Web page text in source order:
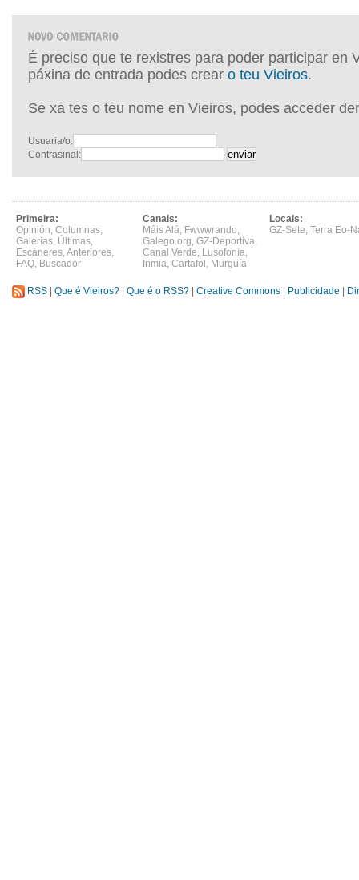
É preciso que te rexistres para poder participar en
páxina de entrada podes crear o teu Vieiros.
Se xa tes o teu nome en Vieiros, podes acceder
Usuaria/o:
Contrasinal:
Primeira:
Opinión, Columnas,
Galerías, Últimas,
Escáneres,Anteriores,
FAQ, Buscador
Canais:
Máis Alá, Fwwwrando,
Galego.org, GZ-Deportiva,
Canal Verde, Lusofonía,
Irimia, Cartafol , Murguía
Locais:
GZ-Sete, Terra Eo-
RSS Que é Vieiros? Que é o RSS? Creative Commons Publicidade